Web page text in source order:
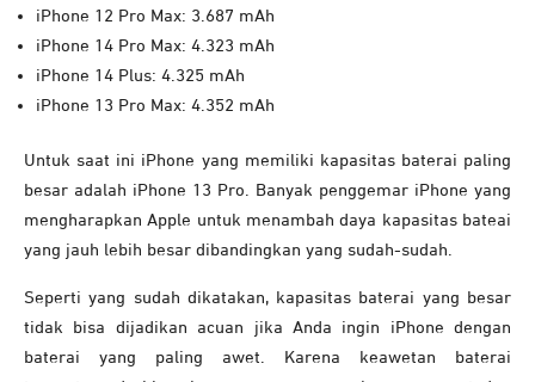
iPhone 12 Pro Max: 3.687 mAh
iPhone 14 Pro Max: 4.323 mAh
iPhone 14 Plus: 4.325 mAh
iPhone 13 Pro Max: 4.352 mAh
Untuk saat ini iPhone yang memiliki kapasitas baterai paling
besar adalah iPhone 13 Pro. Banyak penggemar iPhone yang
mengharapkan Apple untuk menambah daya kapasitas bateai
yang jauh lebih besar dibandingkan yang sudah-sudah.
Seperti yang sudah dikatakan, kapasitas baterai yang besar
tidak bisa dijadikan acuan jika Anda ingin iPhone dengan
baterai yang paling awet. Karena keawetan baterai